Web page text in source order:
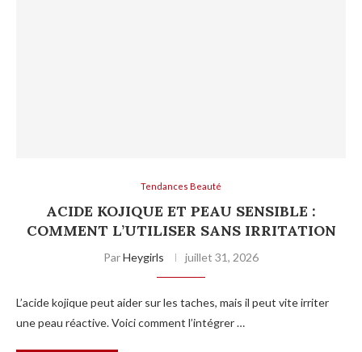
Tendances Beauté
ACIDE KOJIQUE ET PEAU SENSIBLE :
COMMENT L’UTILISER SANS IRRITATION
ParHeygirls juillet 31, 2026
L’acide kojique peut aider sur les taches, mais il peut vite irriter
une peau réactive. Voici comment l’intégrer …